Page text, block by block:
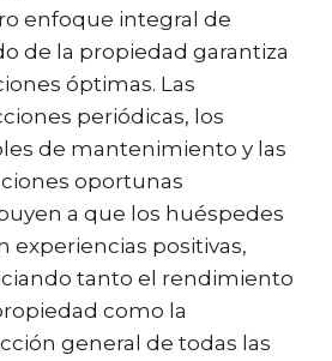
enfoque integral de
de la propiedad garantiza
óptimas. Las
periódicas, los
de mantenimiento y las
oportunas
a que los huéspedes
experiencias positivas,
tanto el rendimiento
como la
general de todas las